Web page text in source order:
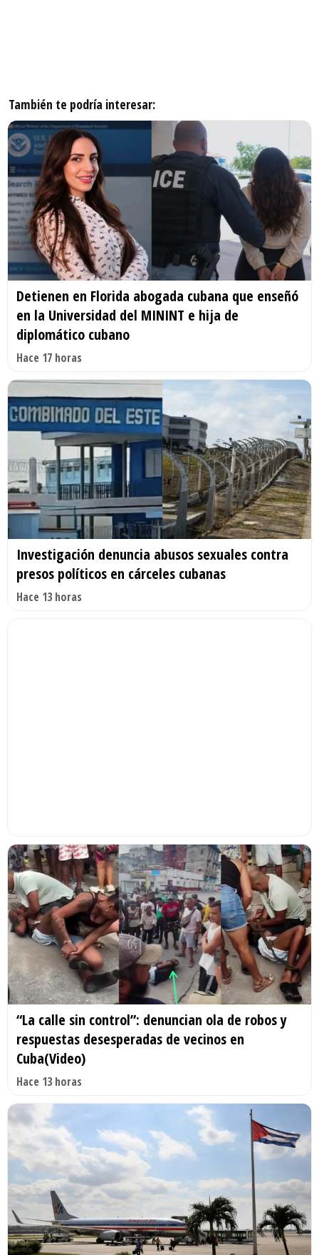
También te podría interesar:
Detienen en Florida abogada cubana que enseñó
en la Universidad del MININT e hija de
diplomático cubano
Hace 17 horas
Investigación denuncia abusos sexuales contra
presos políticos en cárceles cubanas
Hace 13 horas
“La calle sin control”: denuncian ola de robos y
respuestas desesperadas de vecinos en
Cuba(Video)
Hace 13 horas